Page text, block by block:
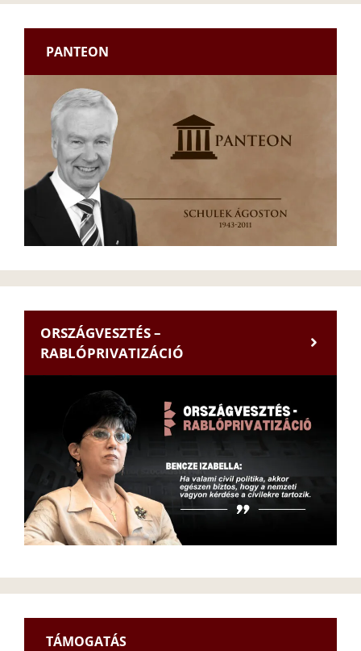
PANTEON
ORSZÁGVESZTÉS –
RABLÓPRIVATIZÁCIÓ
TÁMOGATÁS